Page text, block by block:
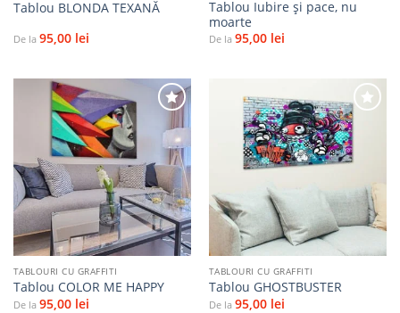
Tablou BLONDA TEXANĂ
De la 95,00 lei
Tablou Iubire şi pace, nu
moarte
De la 95,00 lei
Adaugă
la
favorite
TABLOURI CU GRAFFITI
Tablou COLOR ME HAPPY
De la 95,00 lei
Adaugă
TABLOURI CU GRAFFITI
Tablou GHOSTBUSTER
De la 95,00 lei